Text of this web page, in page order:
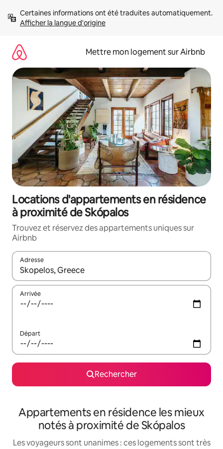
directement
Afficher la langue d'origine
Mettre mon logement sur Airbnb
Locations d'appartements en résidence
à proximité de Skópalos
Trouvez et réservez des appartements uniques sur
Airbnb
Adresse
Lorsque les résultats s'affichent, utilisez les flèches vers le
Arrivée
Départ
Rechercher
Appartements en résidence les mieux
notés à proximité de Skópalos
Les voyageurs sont unanimes : ces logements sont très